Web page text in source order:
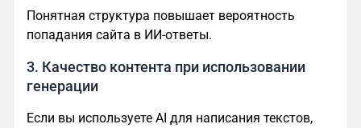
Понятная структура повышает вероятность
попадания сайта в ИИ-ответы.
3. Качество контента при использовании
генерации
Если вы используете AI для написания текстов,